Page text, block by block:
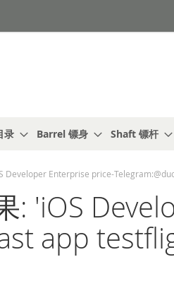
录
Barrel 镖身 Shaft 镖杆
Developer Enterprise price-
: 'iOS
app